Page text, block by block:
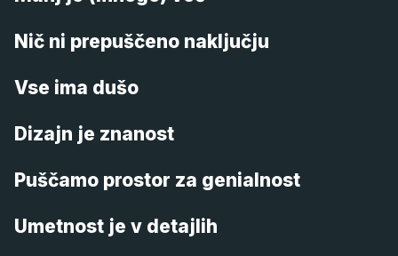
Nič ni prepuščeno naključju
Vse ima dušo
Dizajn je znanost
Puščamo prostor za genialnost
Umetnost je v detajlih